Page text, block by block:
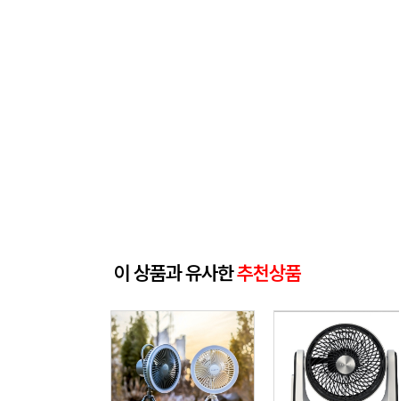
이 상품과 유사한추천상품